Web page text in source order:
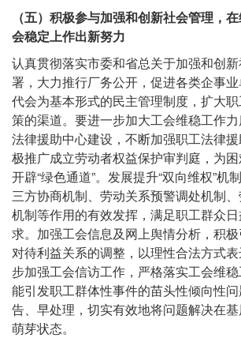
（五）积极参与加强和创新社会管理，
会稳定上作出新努力
认真贯彻落实市委和省总关于加强和创
署，大力推行厂务公开，促进各类企事
代会为基本形式的民主管理制度，扩大
策的渠道。要进一步加大工会维稳工作
法律援助中心建设，不断加强职工法律
极推广成立劳动者权益保护审判庭，为
开辟“绿色通道”。发展提升“双向维权”机
三方协商机制、劳动关系预警调处机制
机制等作用的有效发挥，满足职工群众
求。加强工会信息及网上舆情分析，积
对待利益关系的调整，以理性合法方式
步加强工会信访工作，严格落实工会维
能引发职工群体性事件的苗头性倾向性
告、早处理，切实有效地将问题解决在
萌芽状态。